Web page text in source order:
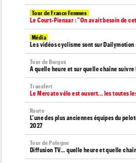
Tour de France Femmes
Le Court-Pienaar : "On avait besoin de
Média
Les vidéos cyclisme sont sur Dailymotion
Tour de Burgos
A quelle heure et sur quelle chaîne suivre
Transfert
Le Mercato vélo est ouvert... les toutes
Route
L'une des plus anciennes équipes du
2027
Tour de Pologne
Diffusion TV... quelle heure et quelle